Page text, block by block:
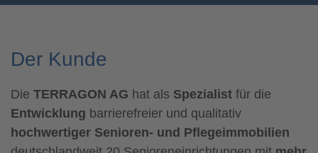
Der Kunde
Die TERRAGON AG hat als Spezialist für die
Entwicklung barrierefreier und qualitativ
hochwertiger Senioren- und Pflegeimmobilien